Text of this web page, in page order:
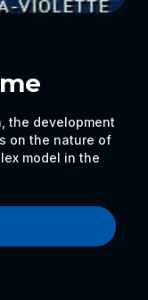
the development
on the nature of
model in the